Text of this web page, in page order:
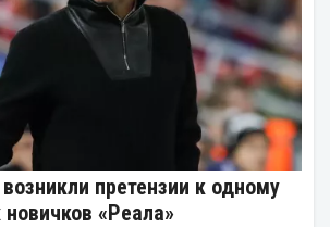
претензии к одному
«Реала»